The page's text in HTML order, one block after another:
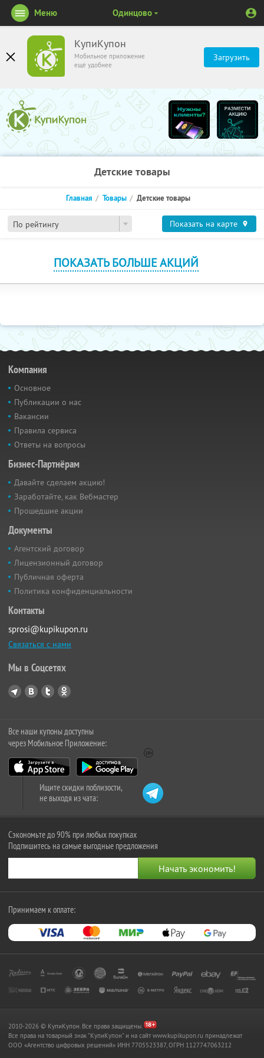
КупиКупон
Мобильное приложение
ещё удобнее
Загрузить
Меню Одинцово
Детские товары
По рейтингу
Главная Товары Детские товары
Показать на карте
ПОКАЗАТЬ БОЛЬШЕ АКЦИЙ
Компания
Основное
Публикации о нас
Вакансии
Правила сервиса
Ответы на вопросы
Бизнес-Партнёрам
Давайте сделаем акцию!
Заработайте, как Вебмастер
Прошедшие акции
Документы
Агентский договор
Лицензионный договор
Публичная оферта
Политика конфиденциальности
Контакты
sprosi@kupikupon.ru
Связаться с нами
Мы в Соцсетях
Все наши купоны доступны
через Мобильное Приложение:
Ищите скидки поблизости,
не выходя из чата:
Сэкономьте до 90% при любых покупках
Подпишитесь на самые выгодные предложения
Принимаем к оплате:
2010-2026 © КупиКупон. Все права защищены.
Все права на товарный знак "КупиКупон" и на сайт www.kupikupon.ru принадлежат
OOO «Агентство цифровых решений» ИНН 7705523387, ОГРН 1127747063212